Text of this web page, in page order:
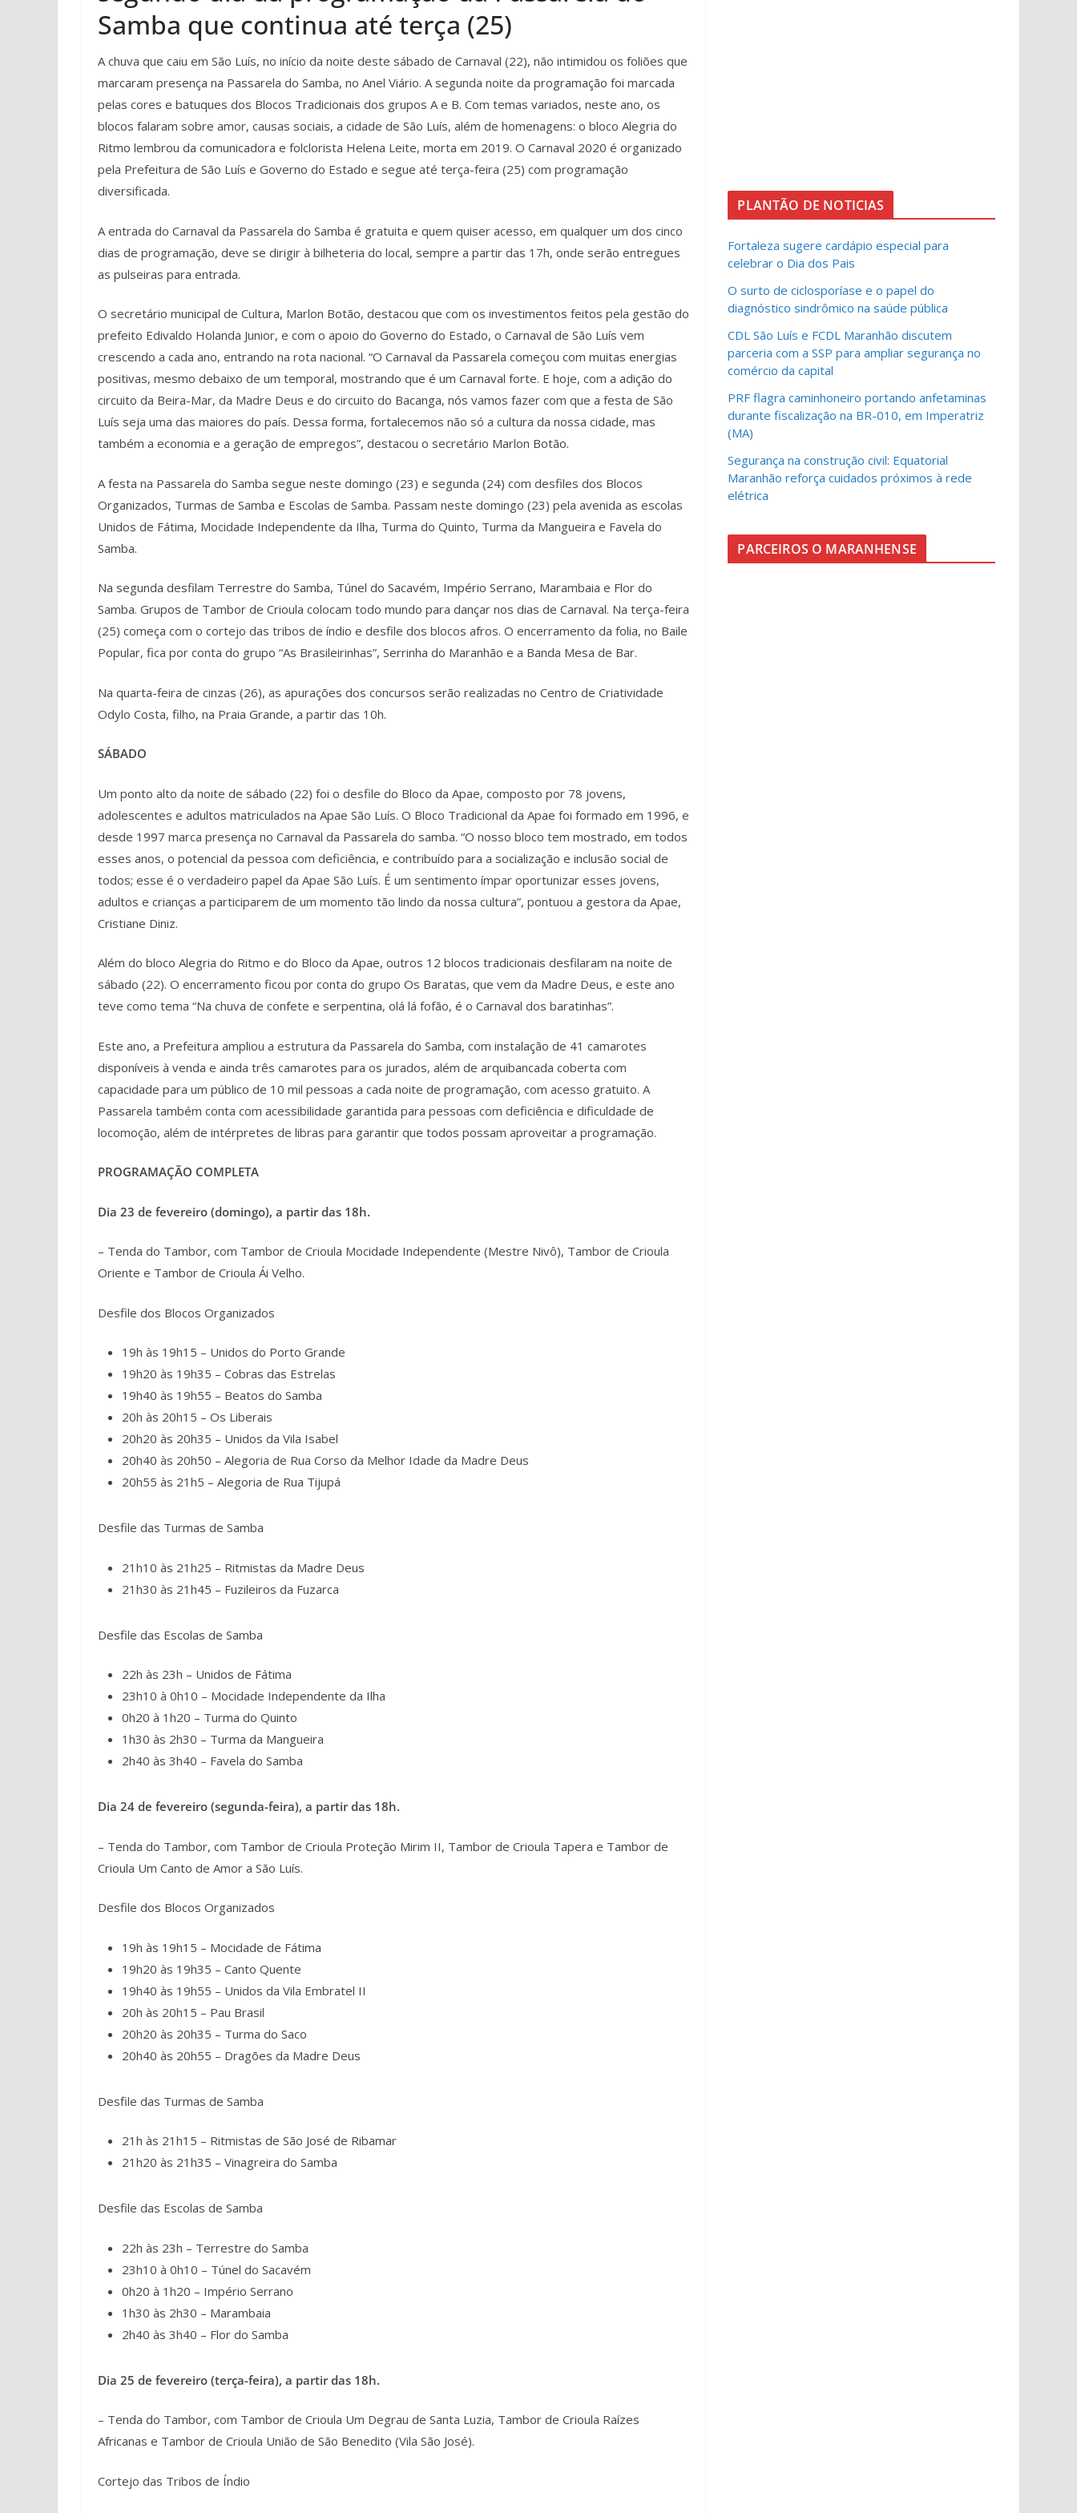
Samba que continua até terça (25)
A chuva que caiu em São Luís, no início da noite deste sábado de Carnaval (22), não intimidou os foliões que
marcaram presença na Passarela do Samba, no Anel Viário. A segunda noite da programação foi marcada
pelas cores e batuques dos Blocos Tradicionais dos grupos A e B. Com temas variados, neste ano, os
blocos falaram sobre amor, causas sociais, a cidade de São Luís, além de homenagens: o bloco Alegria do
Ritmo lembrou da comunicadora e folclorista Helena Leite, morta em 2019. O Carnaval 2020 é organizado
pela Prefeitura de São Luís e Governo do Estado e segue até terça-feira (25) com programação
diversificada.
A entrada do Carnaval da Passarela do Samba é gratuita e quem quiser acesso, em qualquer um dos cinco
dias de programação, deve se dirigir à bilheteria do local, sempre a partir das 17h, onde serão entregues
as pulseiras para entrada.
O secretário municipal de Cultura, Marlon Botão, destacou que com os investimentos feitos pela gestão do
prefeito Edivaldo Holanda Junior, e com o apoio do Governo do Estado, o Carnaval de São Luís vem
crescendo a cada ano, entrando na rota nacional. “O Carnaval da Passarela começou com muitas energias
positivas, mesmo debaixo de um temporal, mostrando que é um Carnaval forte. E hoje, com a adição do
circuito da Beira-Mar, da Madre Deus e do circuito do Bacanga, nós vamos fazer com que a festa de São
Luís seja uma das maiores do país. Dessa forma, fortalecemos não só a cultura da nossa cidade, mas
também a economia e a geração de empregos”, destacou o secretário Marlon Botão.
A festa na Passarela do Samba segue neste domingo (23) e segunda (24) com desfiles dos Blocos
Organizados, Turmas de Samba e Escolas de Samba. Passam neste domingo (23) pela avenida as escolas
Unidos de Fátima, Mocidade Independente da Ilha, Turma do Quinto, Turma da Mangueira e Favela do
Samba.
Na segunda desfilam Terrestre do Samba, Túnel do Sacavém, Império Serrano, Marambaia e Flor do
Samba. Grupos de Tambor de Crioula colocam todo mundo para dançar nos dias de Carnaval. Na terça-feira
(25) começa com o cortejo das tribos de índio e desfile dos blocos afros. O encerramento da folia, no Baile
Popular, fica por conta do grupo “As Brasileirinhas”, Serrinha do Maranhão e a Banda Mesa de Bar.
Na quarta-feira de cinzas (26), as apurações dos concursos serão realizadas no Centro de Criatividade
Odylo Costa, filho, na Praia Grande, a partir das 10h.
SÁBADO
Um ponto alto da noite de sábado (22) foi o desfile do Bloco da Apae, composto por 78 jovens,
adolescentes e adultos matriculados na Apae São Luís. O Bloco Tradicional da Apae foi formado em 1996, e
desde 1997 marca presença no Carnaval da Passarela do samba. “O nosso bloco tem mostrado, em todos
esses anos, o potencial da pessoa com deficiência, e contribuído para a socialização e inclusão social de
todos; esse é o verdadeiro papel da Apae São Luís. É um sentimento ímpar oportunizar esses jovens,
adultos e crianças a participarem de um momento tão lindo da nossa cultura”, pontuou a gestora da Apae,
Cristiane Diniz.
Além do bloco Alegria do Ritmo e do Bloco da Apae, outros 12 blocos tradicionais desfilaram na noite de
sábado (22). O encerramento ficou por conta do grupo Os Baratas, que vem da Madre Deus, e este ano
teve como tema “Na chuva de confete e serpentina, olá lá fofão, é o Carnaval dos baratinhas”.
Este ano, a Prefeitura ampliou a estrutura da Passarela do Samba, com instalação de 41 camarotes
disponíveis à venda e ainda três camarotes para os jurados, além de arquibancada coberta com
capacidade para um público de 10 mil pessoas a cada noite de programação, com acesso gratuito. A
Passarela também conta com acessibilidade garantida para pessoas com deficiência e dificuldade de
locomoção, além de intérpretes de libras para garantir que todos possam aproveitar a programação.
PROGRAMAÇÃO COMPLETA
Dia 23 de fevereiro (domingo), a partir das 18h.
– Tenda do Tambor, com Tambor de Crioula Mocidade Independente (Mestre Nivô), Tambor de Crioula
Oriente e Tambor de Crioula Ái Velho.
Desfile dos Blocos Organizados
19h às 19h15 – Unidos do Porto Grande
19h20 às 19h35 – Cobras das Estrelas
19h40 às 19h55 – Beatos do Samba
20h às 20h15 – Os Liberais
20h20 às 20h35 – Unidos da Vila Isabel
20h40 às 20h50 – Alegoria de Rua Corso da Melhor Idade da Madre Deus
20h55 às 21h5 – Alegoria de Rua Tijupá
Desfile das Turmas de Samba
21h10 às 21h25 – Ritmistas da Madre Deus
21h30 às 21h45 – Fuzileiros da Fuzarca
Desfile das Escolas de Samba
22h às 23h – Unidos de Fátima
23h10 à 0h10 – Mocidade Independente da Ilha
0h20 à 1h20 – Turma do Quinto
1h30 às 2h30 – Turma da Mangueira
2h40 às 3h40 – Favela do Samba
Dia 24 de fevereiro (segunda-feira), a partir das 18h.
– Tenda do Tambor, com Tambor de Crioula Proteção Mirim II, Tambor de Crioula Tapera e Tambor de
Crioula Um Canto de Amor a São Luís.
Desfile dos Blocos Organizados
19h às 19h15 – Mocidade de Fátima
19h20 às 19h35 – Canto Quente
19h40 às 19h55 – Unidos da Vila Embratel II
20h às 20h15 – Pau Brasil
20h20 às 20h35 – Turma do Saco
20h40 às 20h55 – Dragões da Madre Deus
Desfile das Turmas de Samba
21h às 21h15 – Ritmistas de São José de Ribamar
21h20 às 21h35 – Vinagreira do Samba
Desfile das Escolas de Samba
22h às 23h – Terrestre do Samba
23h10 à 0h10 – Túnel do Sacavém
0h20 à 1h20 – Império Serrano
1h30 às 2h30 – Marambaia
2h40 às 3h40 – Flor do Samba
Dia 25 de fevereiro (terça-feira), a partir das 18h.
– Tenda do Tambor, com Tambor de Crioula Um Degrau de Santa Luzia, Tambor de Crioula Raízes
Africanas e Tambor de Crioula União de São Benedito (Vila São José).
Cortejo das Tribos de Índio
PLANTÃO DE NOTICIAS
Fortaleza sugere cardápio especial para
celebrar o Dia dos Pais
O surto de ciclosporíase e o papel do
diagnóstico sindrômico na saúde pública
CDL São Luís e FCDL Maranhão discutem
parceria com a SSP para ampliar segurança no
comércio da capital
PRF flagra caminhoneiro portando anfetaminas
durante fiscalização na BR-010, em Imperatriz
(MA)
Segurança na construção civil: Equatorial
Maranhão reforça cuidados próximos à rede
elétrica
PARCEIROS O MARANHENSE